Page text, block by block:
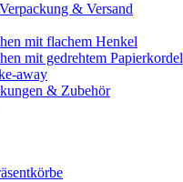
Verpackung & Versand
mit flachem Henkel
mit gedrehtem Papierkordel
away
& Zubehör